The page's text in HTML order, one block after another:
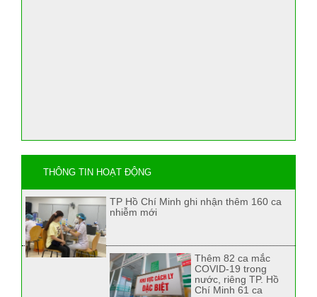
THÔNG TIN HOẠT ĐỘNG
TP Hồ Chí Minh ghi nhận thêm 160 ca
nhiễm mới
Thêm 82 ca mắc
COVID-19 trong
nước, riêng TP. Hồ
Chí Minh 61 ca